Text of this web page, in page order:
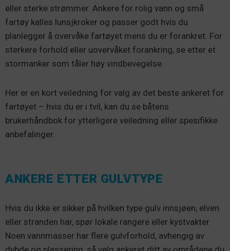
eller sterke strømmer. Ankere for rolig vann og små
fartøy kalles lunsjkroker og passer godt hvis du
planlegger å overvåke fartøyet mens du er forankret. For
sterkere forhold eller uovervåket forankring, se etter et
stormanker som tåler høy vindbevegelse.
Her er en kort veiledning for valg av det beste ankeret for
fartøyet – hvis du er i tvil, kan du se båtens
brukerhåndbok for ytterligere veiledning eller spesifikke
anbefalinger.
ANKERE ETTER GULVTYPE
Hvis du ikke er sikker på hvilken type gulv innsjøen, elven
eller stranden har, spør lokale rangere eller kystvakter.
Noen vannmasser har flere gulvforhold, avhengig av